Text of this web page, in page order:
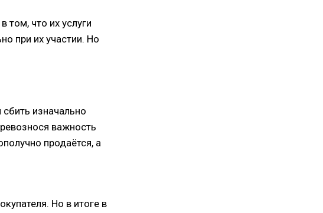
том, что их услуги
при их участии. Но
изначально
важность
продаётся, а
Но в итоге в